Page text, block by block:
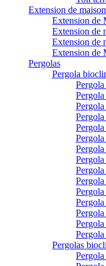
Extension de maison
Extension de
Extension de
Extension de
Extension de
Pergolas
Pergola
Pergola
Pergola
Pergolas